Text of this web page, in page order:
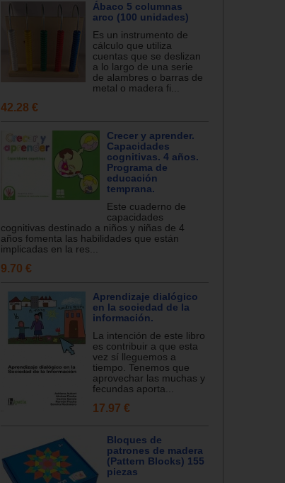
Ábaco 5 columnas
arco (100 unidades)
Es un instrumento de
cálculo que utiliza
cuentas que se deslizan
a lo largo de una serie
de alambres o barras de
metal o madera fi...
42.28 €
Crecer y aprender.
Capacidades
cognitivas. 4 años.
Programa de
educación
temprana.
Este cuaderno de
capacidades
cognitivas destinado a niños y niñas de 4
años fomenta las habilidades que están
implicadas en la res...
9.70 €
Aprendizaje dialógico
en la sociedad de la
información.
La intención de este libro
es contribuir a que esta
vez sí lleguemos a
tiempo. Tenemos que
aprovechar las muchas y
fecundas aporta...
17.97 €
Bloques de
patrones de madera
(Pattern Blocks) 155
piezas